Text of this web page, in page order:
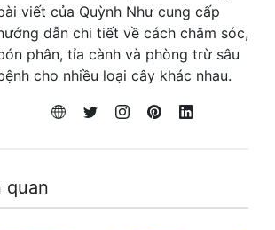
viết của Quỳnh Như cung cấp
dẫn chi tiết về cách chăm sóc,
phân, tỉa cành và phòng trừ sâu
cho nhiều loại cây khác nhau.
quan